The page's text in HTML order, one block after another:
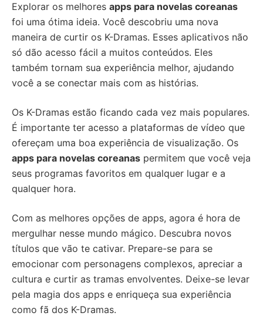
Explorar os melhores apps para novelas coreanas
foi uma ótima ideia. Você descobriu uma nova
maneira de curtir os K-Dramas. Esses aplicativos não
só dão acesso fácil a muitos conteúdos. Eles
também tornam sua experiência melhor, ajudando
você a se conectar mais com as histórias.
Os K-Dramas estão ficando cada vez mais populares.
É importante ter acesso a plataformas de vídeo que
ofereçam uma boa experiência de visualização. Os
apps para novelas coreanas permitem que você veja
seus programas favoritos em qualquer lugar e a
qualquer hora.
Com as melhores opções de apps, agora é hora de
mergulhar nesse mundo mágico. Descubra novos
títulos que vão te cativar. Prepare-se para se
emocionar com personagens complexos, apreciar a
cultura e curtir as tramas envolventes. Deixe-se levar
pela magia dos apps e enriqueça sua experiência
como fã dos K-Dramas.